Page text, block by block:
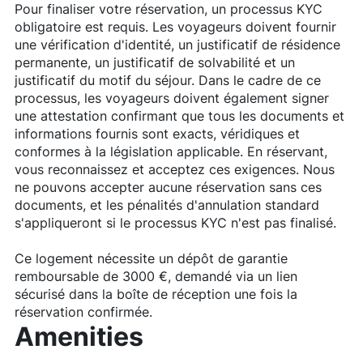
Pour finaliser votre réservation, un processus KYC
obligatoire est requis. Les voyageurs doivent fournir
une vérification d'identité, un justificatif de résidence
permanente, un justificatif de solvabilité et un
justificatif du motif du séjour. Dans le cadre de ce
processus, les voyageurs doivent également signer
une attestation confirmant que tous les documents et
informations fournis sont exacts, véridiques et
conformes à la législation applicable. En réservant,
vous reconnaissez et acceptez ces exigences. Nous
ne pouvons accepter aucune réservation sans ces
documents, et les pénalités d'annulation standard
s'appliqueront si le processus KYC n'est pas finalisé.
Ce logement nécessite un dépôt de garantie
remboursable de 3000 €, demandé via un lien
sécurisé dans la boîte de réception une fois la
réservation confirmée.
Amenities